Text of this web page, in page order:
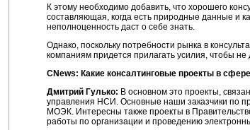
К этому необходимо добавить, что хорошего
составляющая, когда есть природные данные и
неполноценность даст о себе знать.
Однако, поскольку потребности рынка в
компаниям придется прилагать усилия, чтобы
CNews: Какие консалтинговые проекты в
Дмитрий Гулько: В основном это проекты,
управления НСИ. Основные наши заказчики по
МОЭК. Интересны также проекты в
работы по организации и проведению